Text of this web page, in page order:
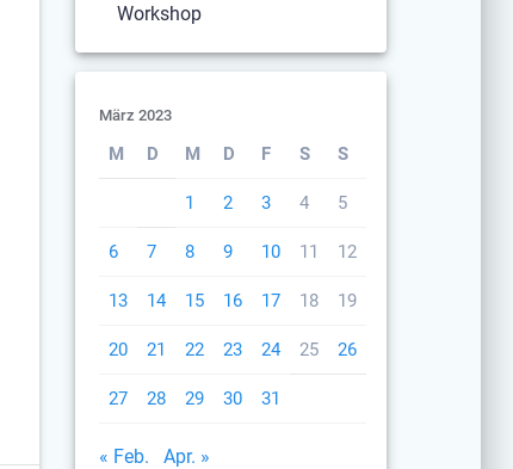
Workshop
März 2023
M D M D F S S
1 2 3 4 5
6 7 8 9 10 11 12
13 14 15 16 17 18 19
20 21 22 23 24 25 26
27 28 29 30 31
« Feb. Apr. »